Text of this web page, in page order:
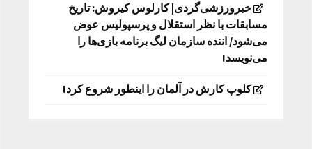
خبرورزشی‌گردی| کارلوس کیروش: تاریخ
مسابقات با نظر استقلال و پرسپولیس عوض
می‌شود/ اننده سازمان لیگ برنامه بازی‌ها را
می‌نویسد!
کلوپ کارش در آلمان را اینطور شروع کرد!